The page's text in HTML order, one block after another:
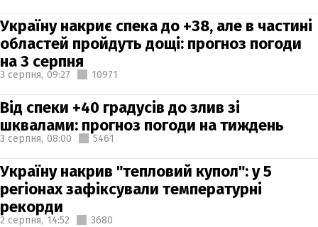
Україну накриє спека до +38, але в частині
областей пройдуть дощі: прогноз погоди
на 3 серпня
3 серпня, 09:27 10971
Від спеки +40 градусів до злив зі
шквалами: прогноз погоди на тиждень
3 серпня, 08:00 5461
Україну накрив "тепловий купол": у 5
регіонах зафіксували температурні
рекорди
2 серпня, 14:52 3680